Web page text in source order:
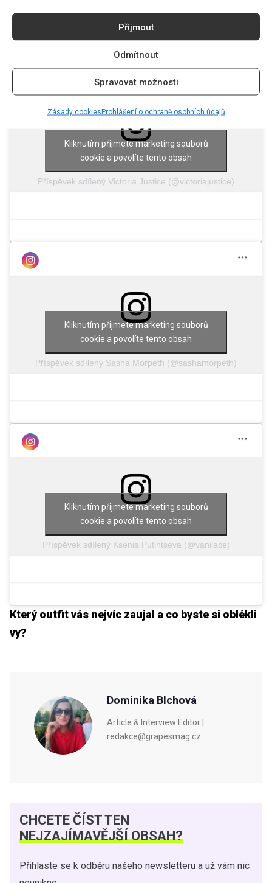
Příjmout
Odmítnout
Spravovat možnosti
Zásady cookiesProhlášení o ochraně osobních údajů
Příspěvek sdílený Victoria Justice (@victoriajustice)
Kliknutím přijmete marketing souborů
cookie a povolíte tento obsah
Příspěvek sdílený Sasha Morpeth (@sashamorpeth)
Kliknutím přijmete marketing souborů
cookie a povolíte tento obsah
Příspěvek sdílený Ksenia Putintseva (@vanilace)
Kliknutím přijmete marketing souborů
cookie a povolíte tento obsah
Který outfit vás nejvíc zaujal a co byste si oblékli
vy?
Dominika Blchová
Article & Interview Editor |
redakce@grapesmag.cz
CHCETE ČÍST TEN
NEJZAJÍMAVĚJŠÍ OBSAH?
Přihlaste se k odběru našeho newsletteru a už vám nic